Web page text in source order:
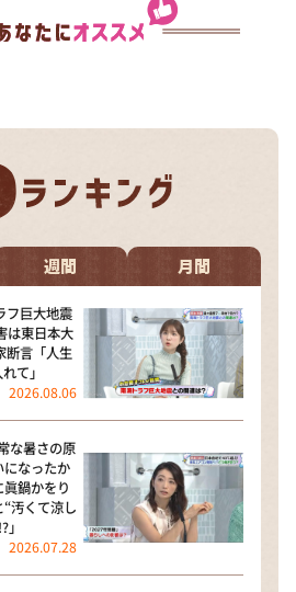
週間 月間
フ巨大地震
は東日本大
言「人生
て」
2026.08.06
な暑さの原
になったか
鍋かをり
“汚くて涼し
2026.07.28